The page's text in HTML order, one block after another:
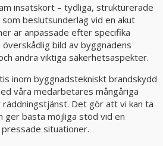
insatskort – tydliga, strukturerade
beslutsunderlag vid en akut
är anpassade efter specifika
bild av byggnadens
andra viktiga säkerhetsaspekter.
inom byggnadstekniskt brandskydd
våra medarbetares mångåriga
Det gör att vi kan ta
ger bästa möjliga stöd vid en
situationer.